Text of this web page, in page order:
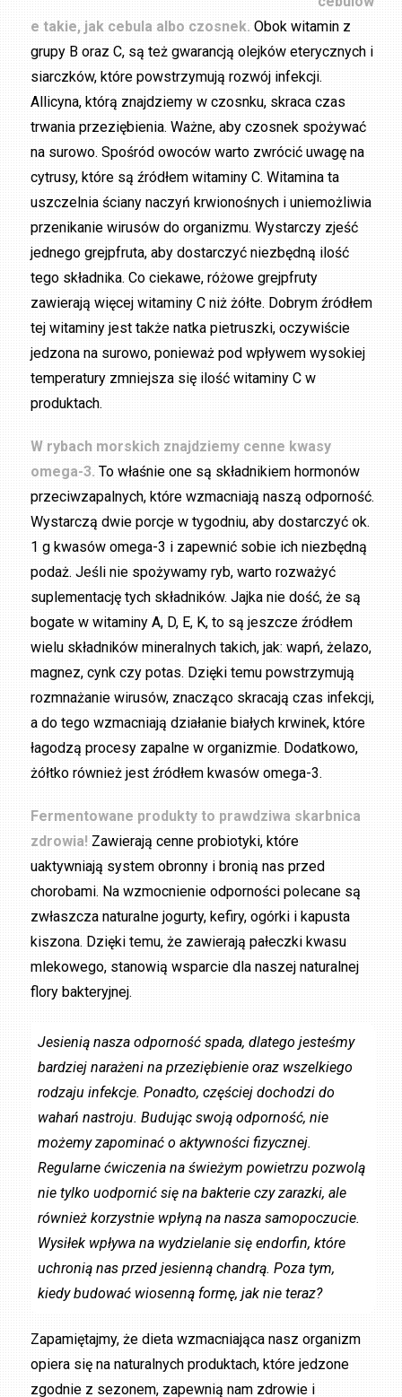
e takie, jak cebula albo czosnek. Obok witamin z
grupy B oraz C, są też gwarancją olejków eterycznych i
siarczków, które powstrzymują rozwój infekcji.
Allicyna, którą znajdziemy w czosnku, skraca czas
trwania przeziębienia. Ważne, aby czosnek spożywać
na surowo. Spośród owoców warto zwrócić uwagę na
cytrusy, które są źródłem witaminy C. Witamina ta
uszczelnia ściany naczyń krwionośnych i uniemożliwia
przenikanie wirusów do organizmu. Wystarczy zjeść
jednego grejpfruta, aby dostarczyć niezbędną ilość
tego składnika. Co ciekawe, różowe grejpfruty
zawierają więcej witaminy C niż żółte. Dobrym źródłem
tej witaminy jest także natka pietruszki, oczywiście
jedzona na surowo, ponieważ pod wpływem wysokiej
temperatury zmniejsza się ilość witaminy C w
produktach.
W rybach morskich znajdziemy cenne kwasy
omega-3. To właśnie one są składnikiem hormonów
przeciwzapalnych, które wzmacniają naszą odporność.
Wystarczą dwie porcje w tygodniu, aby dostarczyć ok.
1 g kwasów omega-3 i zapewnić sobie ich niezbędną
podaż. Jeśli nie spożywamy ryb, warto rozważyć
suplementację tych składników. Jajka nie dość, że są
bogate w witaminy A, D, E, K, to są jeszcze źródłem
wielu składników mineralnych takich, jak: wapń, żelazo,
magnez, cynk czy potas. Dzięki temu powstrzymują
rozmnażanie wirusów, znacząco skracają czas infekcji,
a do tego wzmacniają działanie białych krwinek, które
łagodzą procesy zapalne w organizmie. Dodatkowo,
żółtko również jest źródłem kwasów omega-3.
Fermentowane produkty to prawdziwa skarbnica
zdrowia! Zawierają cenne probiotyki, które
uaktywniają system obronny i bronią nas przed
chorobami. Na wzmocnienie odporności polecane są
zwłaszcza naturalne jogurty, kefiry, ogórki i kapusta
kiszona. Dzięki temu, że zawierają pałeczki kwasu
mlekowego, stanowią wsparcie dla naszej naturalnej
flory bakteryjnej.
Jesienią nasza odporność spada, dlatego jesteśmy
bardziej narażeni na przeziębienie oraz wszelkiego
rodzaju infekcje. Ponadto, częściej dochodzi do
wahań nastroju. Budując swoją odporność, nie
możemy zapominać o aktywności fizycznej.
Regularne ćwiczenia na świeżym powietrzu pozwolą
nie tylko uodpornić się na bakterie czy zarazki, ale
również korzystnie wpłyną na nasza samopoczucie.
Wysiłek wpływa na wydzielanie się endorfin, które
uchronią nas przed jesienną chandrą. Poza tym,
kiedy budować wiosenną formę, jak nie teraz?
Zapamiętajmy, że dieta wzmacniająca nasz organizm
opiera się na naturalnych produktach, które jedzone
zgodnie z sezonem, zapewnią nam zdrowie i